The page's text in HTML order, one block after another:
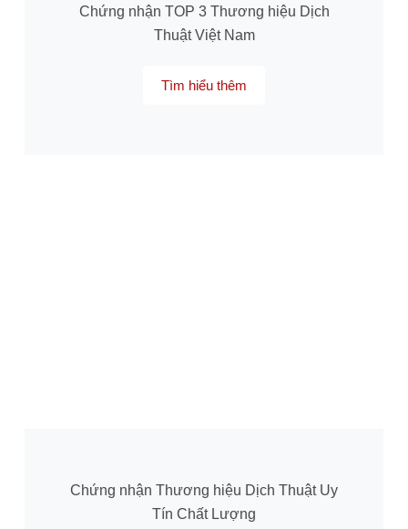
Chứng nhận TOP 3 Thương hiệu Dịch
Thuật Việt Nam
Tìm hiểu thêm
Chứng nhận Thương hiệu Dịch Thuật Uy
Tín Chất Lượng